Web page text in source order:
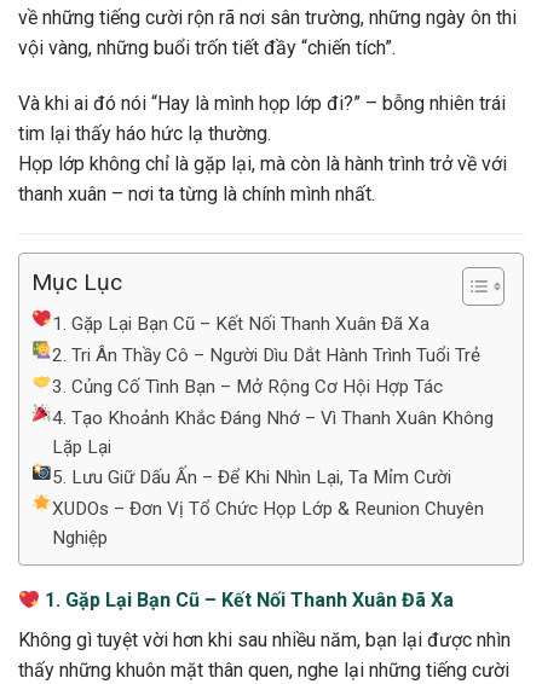
về những tiếng cười rộn rã nơi sân trường, những ngày ôn thi
vội vàng, những buổi trốn tiết đầy “chiến tích”.
Và khi ai đó nói “Hay là mình họp lớp đi?” – bỗng nhiên trái
tim lại thấy háo hức lạ thường.
Họp lớp không chỉ là gặp lại, mà còn là hành trình trở về với
thanh xuân – nơi ta từng là chính mình nhất.
Mục Lục
1. Gặp Lại Bạn Cũ – Kết Nối Thanh Xuân Đã Xa
2. Tri Ân Thầy Cô – Người Dìu Dắt Hành Trình Tuổi Trẻ
3. Củng Cố Tình Bạn – Mở Rộng Cơ Hội Hợp Tác
4. Tạo Khoảnh Khắc Đáng Nhớ – Vì Thanh Xuân Không
Lặp Lại
5. Lưu Giữ Dấu Ấn – Để Khi Nhìn Lại, Ta Mỉm Cười
XUDOs – Đơn Vị Tổ Chức Họp Lớp & Reunion Chuyên
Nghiệp
1. Gặp Lại Bạn Cũ – Kết Nối Thanh Xuân Đã Xa
Không gì tuyệt vời hơn khi sau nhiều năm, bạn lại được nhìn
thấy những khuôn mặt thân quen, nghe lại những tiếng cười